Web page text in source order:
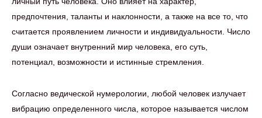
предпочтения, таланты и наклонности, а также на все то, что
считается проявлением личности и индивидуальности. Число
души означает внутренний мир человека, его суть,
потенциал, возможности и истинные стремления.
Согласно ведической нумерологии, любой человек излучает
вибрацию определенного числа, которое называется числом